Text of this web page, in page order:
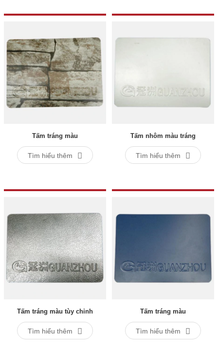
Tấm tráng màu
Tìm hiểu thêm
Tấm nhôm màu tráng
Tìm hiểu thêm
Tấm tráng màu tùy chỉnh
Tìm hiểu thêm
Tấm tráng màu
Tìm hiểu thêm